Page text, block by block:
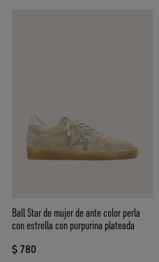
Ball Star de mujer de ante color perla
con estrella con purpurina plateada
$ 780